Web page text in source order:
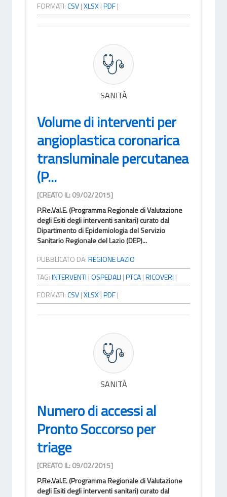
FORMATI:CSV|XLSX|PDF|
SANITÀ
Volume di interventi per
angioplastica coronarica
transluminale percutanea
(P...
[CREATO IL: 09/02/2015]
P.Re.Val.E. (Programma Regionale di Valutazione
degli Esiti degli interventi sanitari) curato dal
Dipartimento di Epidemiologia del Servizio
Sanitario Regionale del Lazio (DEP)...
PUBBLICATO DA:REGIONE LAZIO
TAG:INTERVENTI |OSPEDALI |PTCA|RICOVERI |
FORMATI:CSV|XLSX|PDF|
SANITÀ
Numero di accessi al
Pronto Soccorso per
triage
[CREATO IL: 09/02/2015]
P.Re.Val.E. (Programma Regionale di Valutazione
degli Esiti degli interventi sanitari) curato dal